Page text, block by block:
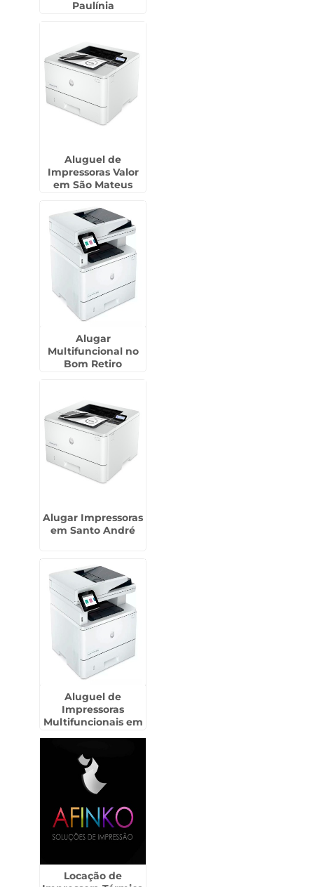
Paulínia
Aluguel de
Impressoras Valor
em São Mateus
Alugar
Multifuncional no
Bom Retiro
Alugar Impressoras
em Santo André
Aluguel de
Impressoras
Multifuncionais em
Locação de